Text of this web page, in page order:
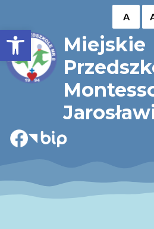
Miejskie
A
Otwórz pasek narzędzi